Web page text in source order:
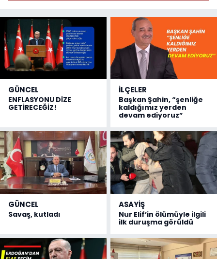
GÜNCEL
ENFLASYONU DİZE
GETİRECEĞİZ!
İLÇELER
Başkan Şahin, “şenliğe
kaldığımız yerden
devam ediyoruz”
GÜNCEL
Savaş, kutladı
ASAYİŞ
Nur Elif’in ölümüyle ilgili
ilk duruşma görüldü